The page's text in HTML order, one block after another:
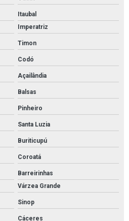
Itaubal
Imperatriz
Timon
Codó
Açailândia
Balsas
Pinheiro
Santa Luzia
Buriticupú
Coroatá
Barreirinhas
Várzea Grande
Sinop
Cáceres